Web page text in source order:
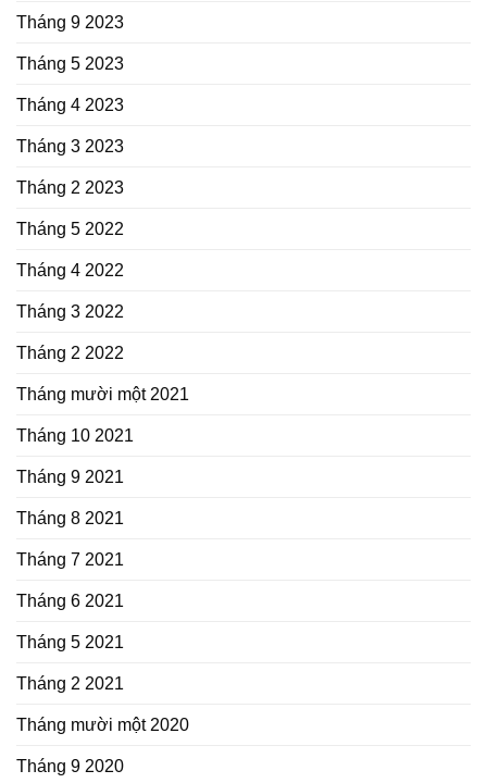
Tháng 9 2023
Tháng 5 2023
Tháng 4 2023
Tháng 3 2023
Tháng 2 2023
Tháng 5 2022
Tháng 4 2022
Tháng 3 2022
Tháng 2 2022
Tháng mười một 2021
Tháng 10 2021
Tháng 9 2021
Tháng 8 2021
Tháng 7 2021
Tháng 6 2021
Tháng 5 2021
Tháng 2 2021
Tháng mười một 2020
Tháng 9 2020